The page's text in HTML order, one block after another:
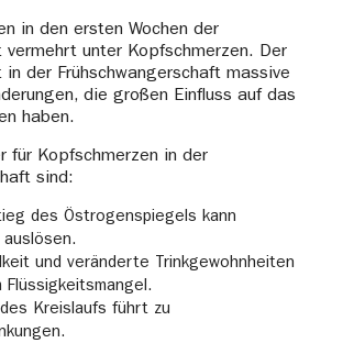
in den ersten Wochen der
vermehrt unter Kopfschmerzen. Der
in der Frühschwangerschaft massive
die großen Einfluss auf das
haben.
für Kopfschmerzen in der
sind:
des Östrogenspiegels kann
auslösen.
und veränderte Trinkgewohnheiten
Flüssigkeitsmangel.
Kreislaufs führt zu